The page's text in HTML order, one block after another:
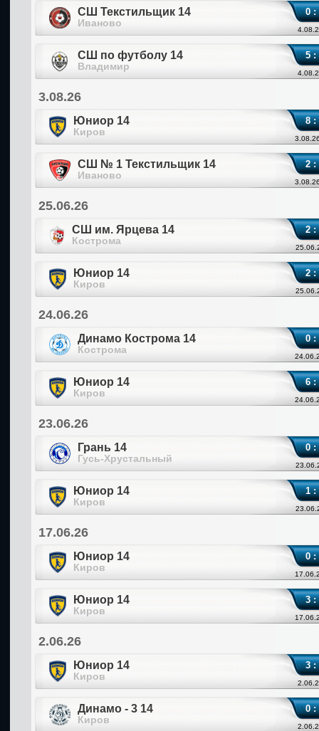
СШ Текстильщик 14
Иваново
0 :
СШ по футболу 14
Владимир
5 :
3.08.26
Юниор 14
Киров
8 :
СШ № 1 Текстильщик 14
Иваново
2 :
25.06.26
СШ им. Ярцева 14
Кострома
2 :
Юниор 14
Киров
2 :
24.06.26
Динамо Кострома 14
Кострома
0 :
Юниор 14
Киров
6 :
23.06.26
Грань 14
Гусь-Хрустальный
0 :
Юниор 14
Киров
1 :
17.06.26
Юниор 14
Киров
0 :
Юниор 14
Киров
3 :
2.06.26
Юниор 14
Киров
3 :
Динамо - 3 14
Киров
0 :